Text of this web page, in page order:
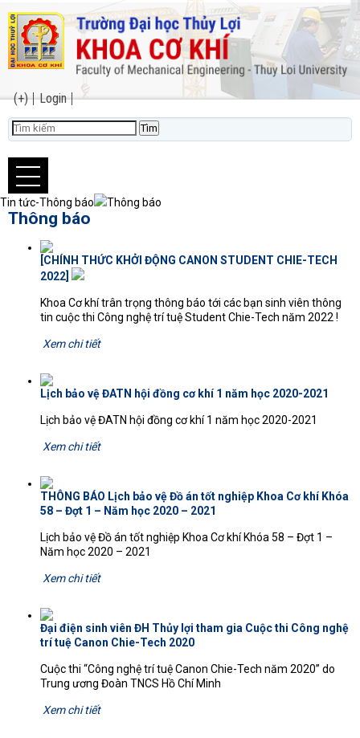
(+) Login
Tin tức-Thông báo Thông báo
Thông báo
[CHÍNH THỨC KHỞI ĐỘNG CANON STUDENT CHIE-TECH
2022]
Khoa Cơ khí trân trọng thông báo tới các bạn sinh viên thông
tin cuộc thi Công nghệ trí tuệ Student Chie-Tech năm 2022 !
Xem chi tiết
Lịch bảo vệ ĐATN hội đồng cơ khí 1 năm học 2020-2021
Lịch bảo vệ ĐATN hội đồng cơ khí 1 năm học 2020-2021
Xem chi tiết
THÔNG BÁO Lịch bảo vệ Đồ án tốt nghiệp Khoa Cơ khí Khóa
58 – Đợt 1 – Năm học 2020 – 2021
Lịch bảo vệ Đồ án tốt nghiệp Khoa Cơ khí Khóa 58 – Đợt 1 –
Năm học 2020 – 2021
Xem chi tiết
Đại điện sinh viên ĐH Thủy lợi tham gia Cuộc thi Công nghệ
trí tuệ Canon Chie-Tech 2020
Cuộc thi “Công nghệ trí tuệ Canon Chie-Tech năm 2020” do
Trung ương Đoàn TNCS Hồ Chí Minh
Xem chi tiết